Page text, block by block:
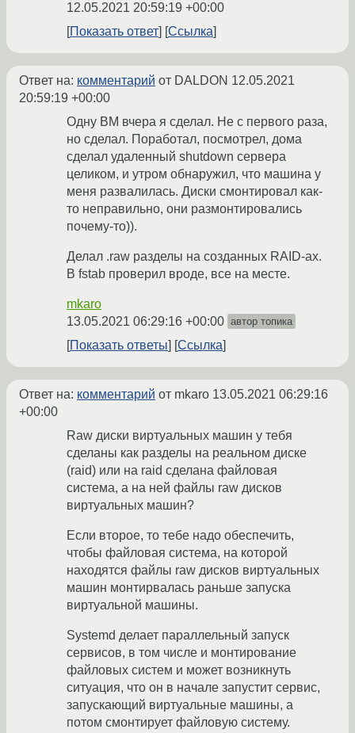
12.05.2021 20:59:19 +00:00
Показать ответ
Ссылка
Ответ на: комментарий от DALDON 12.05.2021
20:59:19 +00:00
Одну ВМ вчера я сделал. Не с первого раза,
но сделал. Поработал, посмотрел, дома
сделал удаленный shutdown сервера
целиком, и утром обнаружил, что машина у
меня развалилась. Диски смонтировал как-
то неправильно, они размонтировались
почему-то)).
Делал .raw разделы на созданных RAID-ах.
В fstab проверил вроде, все на месте.
mkaro
13.05.2021 06:29:16 +00:00 автор топика
Показать ответы Ссылка
Ответ на: комментарий от mkaro 13.05.2021 06:29:16
+00:00
Raw диски виртуальных машин у тебя
сделаны как разделы на реальном диске
(raid) или на raid сделана файловая
система, а на ней файлы raw дисков
виртуальных машин?
Если второе, то тебе надо обеспечить,
чтобы файловая система, на которой
находятся файлы raw дисков виртуальных
машин монтирвалась раньше запуска
виртуальной машины.
Systemd делает параллельный запуск
сервисов, в том числе и монтирование
файловых систем и может возникнуть
ситуация, что он в начале запустит сервис,
запускающий виртуальные машины, а
потом смонтирует файловую систему.